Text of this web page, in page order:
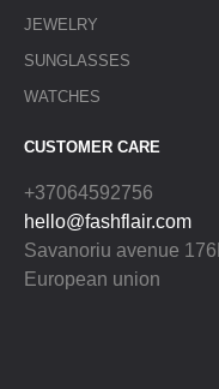
JEWELRY
SUNGLASSES
WATCHES
CUSTOMER CARE
+37064592756
hello@fashflair.com
Savanoriu avenue
European union